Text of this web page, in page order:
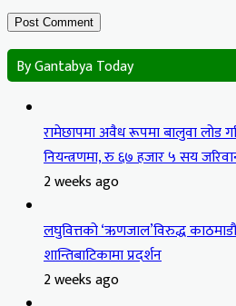
By Gantabya Today
रामेछापमा अवैध रूपमा बालुवा लोड
नियन्त्रणमा, रु ६७ हजार ५ सय
2 weeks ago
लघुवित्तको ‘ऋणजाल’विरुद्ध
शान्तिबाटिकामा प्रदर्शन
2 weeks ago